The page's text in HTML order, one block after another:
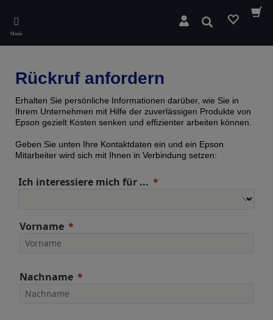
main
content
Menü
Suchen
Rückruf anfordern
Erhalten Sie persönliche Informationen darüber, wie Sie in
Ihrem Unternehmen mit Hilfe der zuverlässigen Produkte von
Epson gezielt Kosten senken und effizienter arbeiten können.
Geben Sie unten Ihre Kontaktdaten ein und ein Epson
Mitarbeiter wird sich mit Ihnen in Verbindung setzen:
Ich interessiere mich für ...
Vorname
Nachname